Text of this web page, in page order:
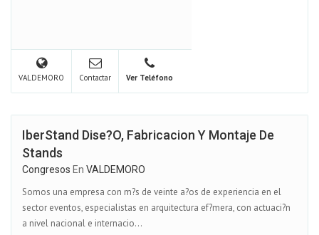
VALDEMORO Contactar Ver Teléfono
IberStand Dise?o, Fabricacion Y Montaje De
Stands
Congresos En VALDEMORO
Somos una empresa con m?s de veinte a?os de experiencia en el
sector eventos, especialistas en arquitectura ef?mera, con actuaci?n
a nivel nacional e internacio...